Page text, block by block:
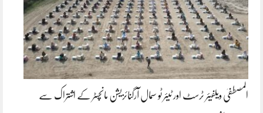
المصطفیٰ ویلفیئر ٹرسٹ اور ٹیئر ٹو سمال آرگنائزیشن مانچسٹر کے اشتراک سے